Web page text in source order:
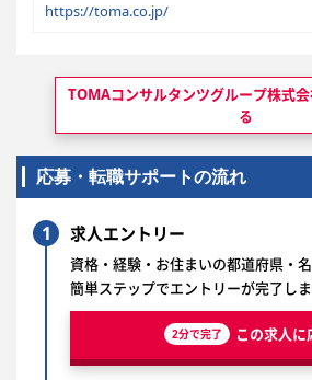
https://toma.co.jp/
TOMAコンサルタンツグループ株式
る
応募・転職サポートの流れ
1 求人エントリー
資格・経験・お住まいの都道府県・
簡単ステップでエントリーが完了しま
2分で完了 この求人に